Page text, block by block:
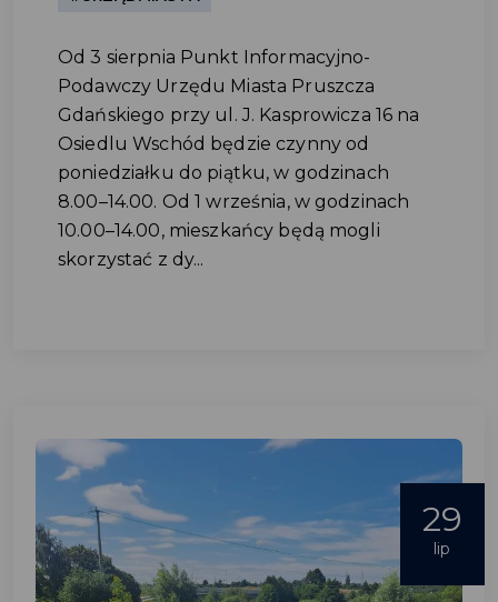
Od 3 sierpnia Punkt Informacyjno-
Podawczy Urzędu Miasta Pruszcza
Gdańskiego przy ul. J. Kasprowicza 16 na
Osiedlu Wschód będzie czynny od
poniedziałku do piątku, w godzinach
8.00–14.00. Od 1 września, w godzinach
10.00–14.00, mieszkańcy będą mogli
skorzystać z dy...
29
lip